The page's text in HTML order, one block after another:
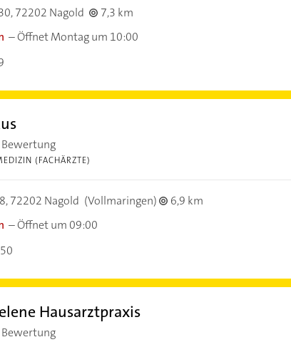
72202 Nagold
7,3 km
–Öffnet Montag um 10:00
Bewertung
(FACHÄRZTE)
72202 Nagold (Vollmaringen)
6,9 km
–Öffnet um 09:00
Hausarztpraxis
Bewertung